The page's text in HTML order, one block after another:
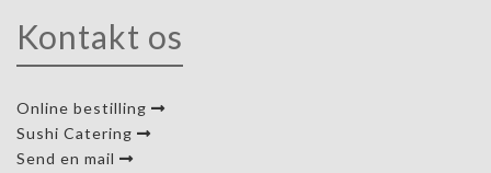
Kontakt os
Online bestilling
Sushi Catering
Send en mail